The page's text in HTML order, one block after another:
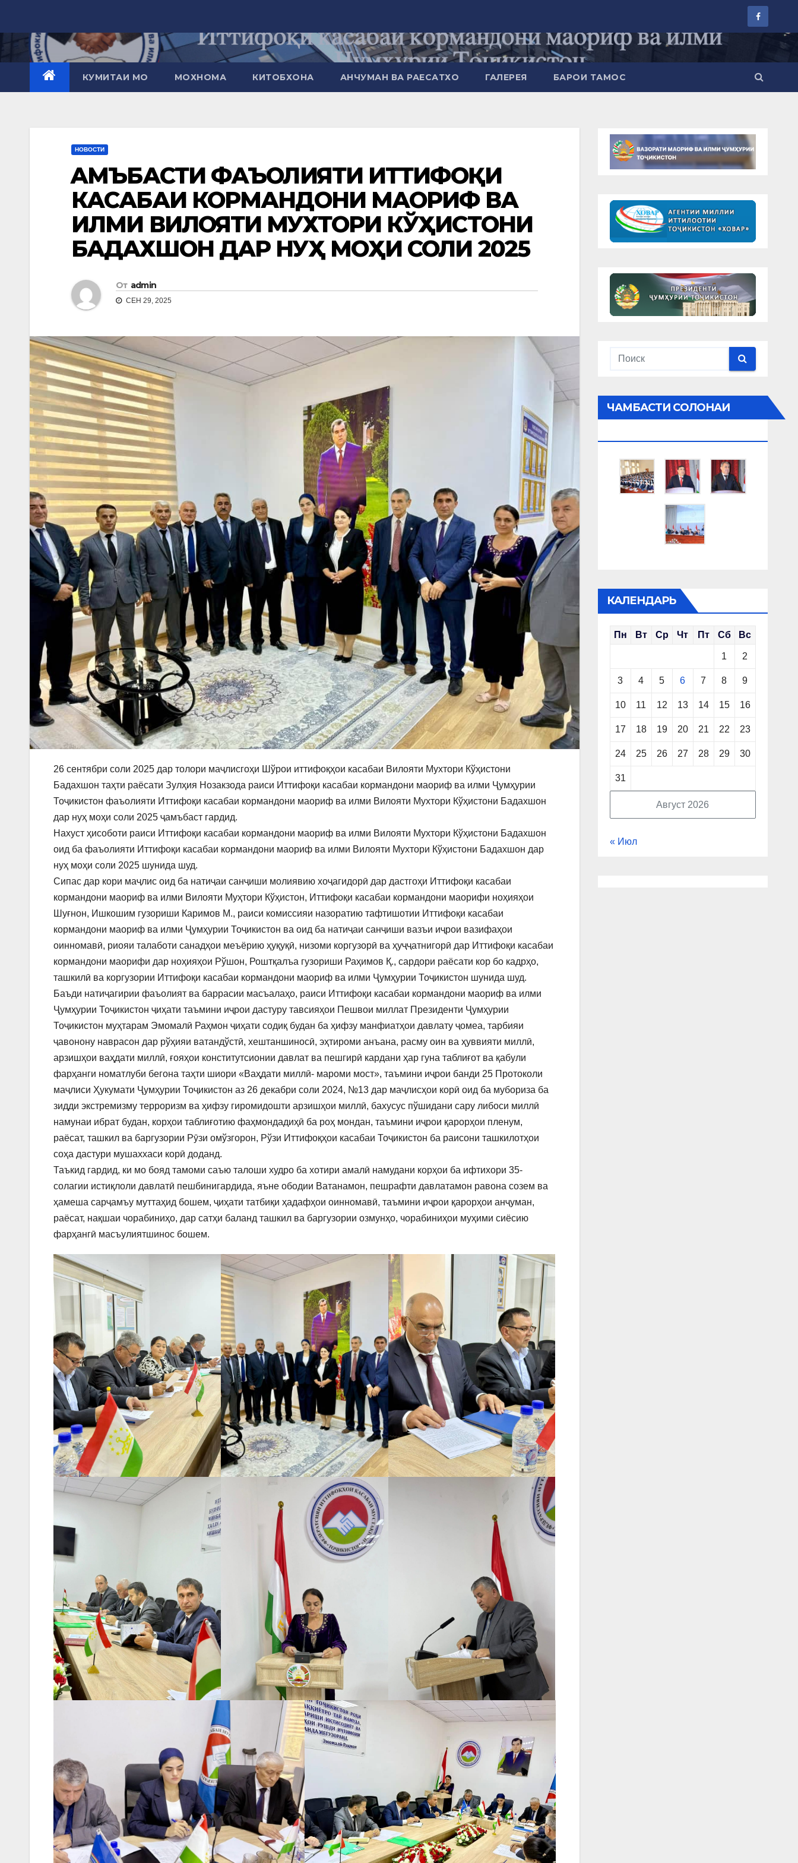
контенту
КУМИТАИ МО МОХНОМА КИТОБХОНА АНЧУМАН ВА РАЕСАТХО ГАЛЕРЕЯ БАРОИ ТАМОС
НОВОСТИ
ҶАМЪБАСТИ ФАЪОЛИЯТИ ИТТИФОҚИ
КАСАБАИ КОРМАНДОНИ МАОРИФ ВА
ИЛМИ ВИЛОЯТИ МУХТОРИ КЎҲИСТОНИ
БАДАХШОН ДАР НУҲ МОҲИ СОЛИ 2025
От admin
СЕН 29, 2025
26 сентябри соли 2025 дар толори маҷлисгоҳи Шўрои иттифоқҳои касабаи Вилояти Мухтори Кўҳистони
Бадахшон таҳти раёсати Зулҳия Нозакзода раиси Иттифоқи касабаи кормандони маориф ва илми Ҷумҳурии
Тоҷикистон фаъолияти Иттифоқи касабаи кормандони маориф ва илми Вилояти Мухтори Кўҳистони Бадахшон
дар нуҳ моҳи соли 2025 ҷамъбаст гардид.
Нахуст ҳисоботи раиси Иттифоқи касабаи кормандони маориф ва илми Вилояти Мухтори Кўҳистони Бадахшон
оид ба фаъолияти Иттифоқи касабаи кормандони маориф ва илми Вилояти Мухтори Кўҳистони Бадахшон дар
нуҳ моҳи соли 2025 шунида шуд.
Сипас дар кори маҷлис оид ба натиҷаи санҷиши молиявию хоҷагидорӣ дар дастгоҳи Иттифоқи касабаи
кормандони маориф ва илми Вилояти Муҳтори Кўҳистон, Иттифоқи касабаи кормандони маорифи ноҳияҳои
Шуғнон, Ишкошим гузориши Каримов М., раиси комиссияи назоратию тафтишотии Иттифоқи касабаи
кормандони маориф ва илми Ҷумҳурии Тоҷикистон ва оид ба натиҷаи санҷиши вазъи иҷрои вазифаҳои
оинномавӣ, риояи талаботи санадҳои меъёрию ҳуқуқӣ, низоми коргузорӣ ва ҳуҷҷатнигорӣ дар Иттифоқи касабаи
кормандони маорифи дар ноҳияҳои Рўшон, Роштқалъа гузориши Раҳимов Қ., сардори раёсати кор бо кадрҳо,
ташкилӣ ва коргузории Иттифоқи касабаи кормандони маориф ва илми Ҷумҳурии Тоҷикистон шунида шуд.
Баъди натиҷагирии фаъолият ва баррасии масъалаҳо, раиси Иттифоқи касабаи кормандони маориф ва илми
Ҷумҳурии Тоҷикистон ҷиҳати таъмини иҷрои дастуру тавсияҳои Пешвои миллат Президенти Ҷумҳурии
Тоҷикистон муҳтарам Эмомалӣ Раҳмон ҷиҳати содиқ будан ба ҳифзу манфиатҳои давлату ҷомеа, тарбияи
ҷавонону наврасон дар рўҳияи ватандўстӣ, хештаншиносӣ, эҳтироми анъана, расму оин ва ҳуввияти миллӣ,
арзишҳои ваҳдати миллӣ, ғояҳои конститутсионии давлат ва пешгирӣ кардани ҳар гуна таблиғот ва қабули
фарҳанги номатлуби бегона таҳти шиори «Ваҳдати миллӣ- мароми мост», таъмини иҷрои банди 25 Протоколи
маҷлиси Ҳукумати Ҷумҳурии Тоҷикистон аз 26 декабри соли 2024, №13 дар маҷлисҳои корӣ оид ба мубориза ба
зидди экстремизму терроризм ва ҳифзу гиромидошти арзишҳои миллӣ, бахусус пўшидани сару либоси миллӣ
намунаи ибрат будан, корҳои таблиғотию фаҳмондадиҳӣ ба роҳ мондан, таъмини иҷрои қарорҳои пленум,
раёсат, ташкил ва баргузории Рӯзи омўзгорон, Рўзи Иттифоқҳои касабаи Тоҷикистон ба раисони ташкилотҳои
соҳа дастури мушаххаси корӣ доданд.
Таъкид гардид, ки мо бояд тамоми саъю талоши худро ба хотири амалӣ намудани корҳои ба ифтихори 35-
солагии истиқлоли давлатӣ пешбинигардида, яъне ободии Ватанамон, пешрафти давлатамон равона созем ва
ҳамеша сарҷамъу муттаҳид бошем, ҷиҳати татбиқи ҳадафҳои оинномавӣ, таъмини иҷрои қарорҳои анҷуман,
раёсат, нақшаи чорабиниҳо, дар сатҳи баланд ташкил ва баргузории озмунҳо, чорабиниҳои муҳими сиёсию
фарҳангӣ масъулиятшинос бошем.
ЧАМБАСТИ СОЛОНАИ
КАЛЕНДАРЬ
Август 2026
Пн Вт Ср Чт Пт Сб Вс
1 2
3 4 5 6 7 8 9
10 11 12 13 14 15 16
17 18 19 20 21 22 23
24 25 26 27 28 29 30
31
« Июл